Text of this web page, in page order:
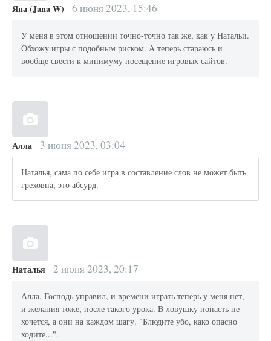
Яна (Jana W) 6 июня 2023, 15:46
У меня в этом отношении точно-точно так же, как у Натальи.
Обхожу игры с подобным риском. А теперь стараюсь и
вообще свести к минимуму посещение игровых сайтов.
Алла 3 июня 2023, 03:04
Наталья, сама по себе игра в составление слов не может быть
греховна, это абсурд.
Наталья 2 июня 2023, 20:17
Алла, Господь управил, и времени играть теперь у меня нет,
и желания тоже, после такого урока. В ловушку попасть не
хочется, а они на каждом шагу. "Блюдите убо, како опасно
ходите...".